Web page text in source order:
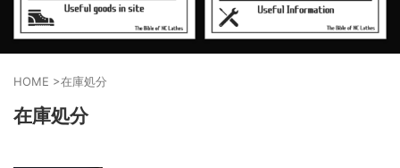
HOME >在庫処分
在庫処分